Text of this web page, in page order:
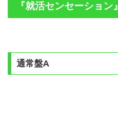
『就活センセーション』
通常盤A